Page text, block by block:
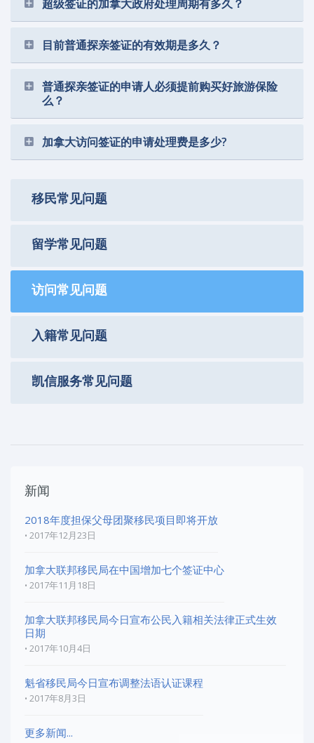
超级签证的加拿大政府处理周期有多久？
目前普通探亲签证的有效期是多久？
普通探亲签证的申请人必须提前购买好旅游保险
么？
加拿大访问签证的申请处理费是多少?
移民常见问题
留学常见问题
访问常见问题
入籍常见问题
凯信服务常见问题
新闻
2018年度担保父母团聚移民项目即将开放
2017年12月23日
加拿大联邦移民局在中国增加七个签证中心
2017年11月18日
加拿大联邦移民局今日宣布公民入籍相关法律正式生效
日期
2017年10月4日
魁省移民局今日宣布调整法语认证课程
2017年8月3日
更多新闻...